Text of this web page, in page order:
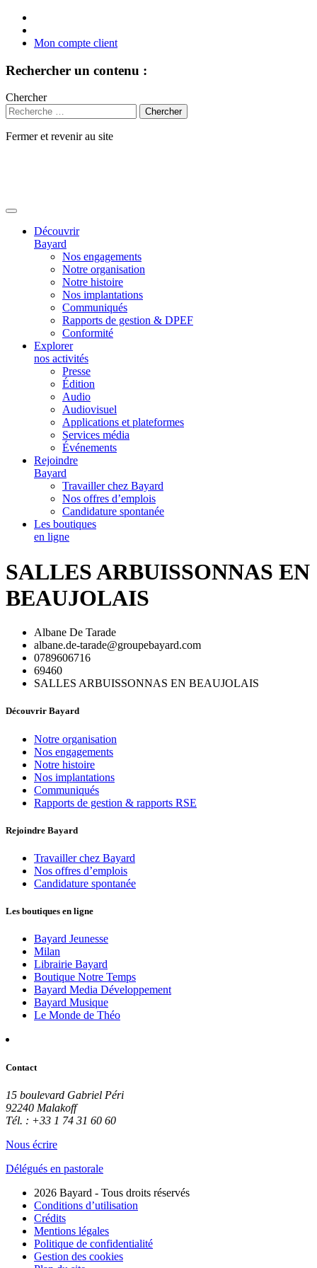
Mon compte client
Rechercher un contenu :
Chercher
Fermer et revenir au site
Découvrir
Bayard
Nos engagements
Notre organisation
Notre histoire
Nos implantations
Communiqués
Rapports de gestion & DPEF
Conformité
Explorer
nos activités
Presse
Édition
Audio
Audiovisuel
Applications et plateformes
Services média
Événements
Rejoindre
Bayard
Travailler chez Bayard
Nos offres d’emplois
Candidature spontanée
Les boutiques
en ligne
SALLES ARBUISSONNAS EN
BEAUJOLAIS
Albane De Tarade
albane.de-tarade@groupebayard.com
0789606716
69460
SALLES ARBUISSONNAS EN BEAUJOLAIS
Découvrir Bayard
Notre organisation
Nos engagements
Notre histoire
Nos implantations
Communiqués
Rapports de gestion & rapports RSE
Rejoindre Bayard
Travailler chez Bayard
Nos offres d’emplois
Candidature spontanée
Les boutiques en ligne
Bayard Jeunesse
Milan
Librairie Bayard
Boutique Notre Temps
Bayard Media Développement
Bayard Musique
Le Monde de Théo
Contact
15 boulevard Gabriel Péri
92240 Malakoff
Tél. : +33 1 74 31 60 60
Nous écrire
Délégués en pastorale
2026 Bayard - Tous droits réservés
Conditions d’utilisation
Crédits
Mentions légales
Politique de confidentialité
Gestion des cookies